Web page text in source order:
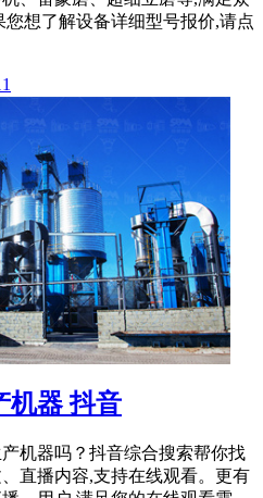
想了解设备详细型号报价,请点
机器 抖音
机器吗？抖音综合搜索帮你找
直播内容,支持在线观看。更有